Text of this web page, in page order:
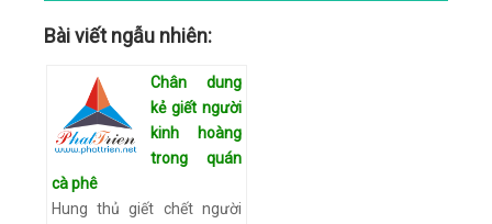
Bài viết ngẫu nhiên:
Chân dung
kẻ giết người
kinh hoàng
trong quán
cà phê
Hung thủ giết chết người